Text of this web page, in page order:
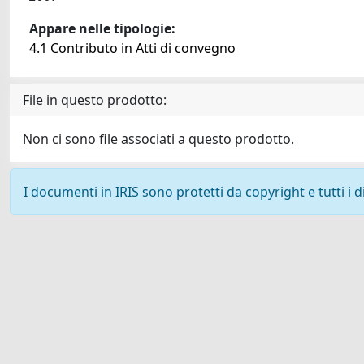
Appare nelle tipologie:
4.1 Contributo in Atti di convegno
File in questo prodotto:
Non ci sono file associati a questo prodotto.
I documenti in IRIS sono protetti da copyright e tutti i